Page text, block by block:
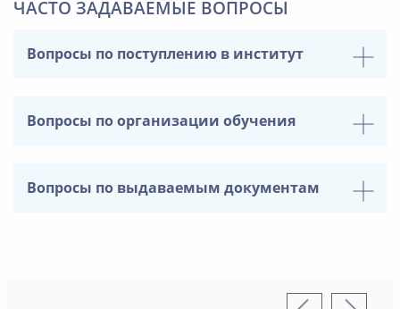
ЧАСТО ЗАДАВАЕМЫЕ ВОПРОСЫ
Вопросы по поступлению в институт
Вопросы по организации обучения
Вопросы по выдаваемым документам